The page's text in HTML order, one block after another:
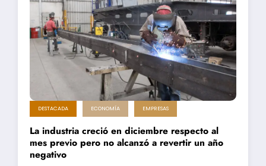
DESTACADA ECONOMÍA EMPRESAS
La industria creció en diciembre respecto al
mes previo pero no alcanzó a revertir un año
negativo